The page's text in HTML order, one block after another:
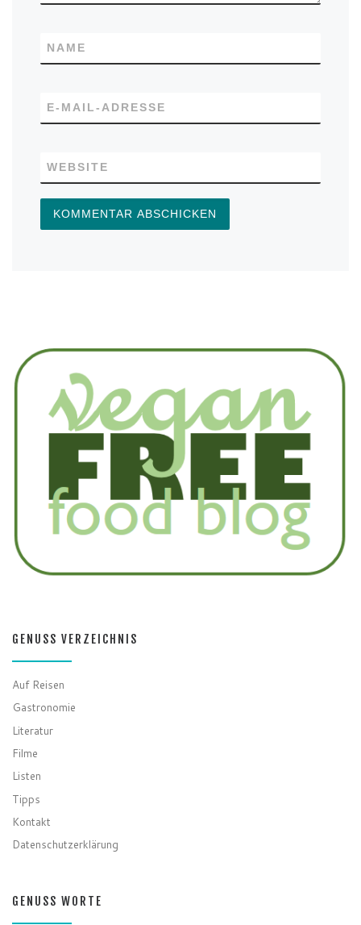
NAME
E-MAIL-ADRESSE
WEBSITE
GENUSS VERZEICHNIS
Auf Reisen
Gastronomie
Literatur
Filme
Listen
Tipps
Kontakt
Datenschutzerklärung
GENUSS WORTE